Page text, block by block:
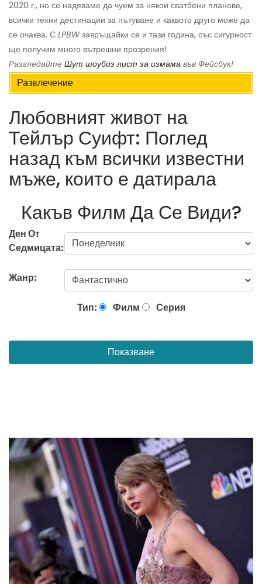
2020 г., но се надяваме да чуем за някои сватбени планове,
всички техни дестинации за пътуване и каквото друго може да
се очаква. С LPBW завръщайки се и тази година, със сигурност
ще получим много вътрешни прозрения!
Разгледайте Шут шоубиз лист за измама във Фейсбук!
Развлечение
Любовният живот на
Тейлър Суифт: Поглед
назад към всички известни
мъже, които е датирала
Какъв Филм Да Се Види?
Ден От
Седмицата:
Жанр:
Тип: Филм Серия
Показване